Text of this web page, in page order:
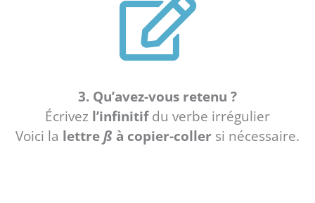
3. Qu’avez-vous retenu ?
Écrivez l’infinitifdu verbe irrégulier
Voici la lettre ß à copier-coller si nécessaire.